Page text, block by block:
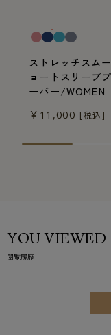
ストレッチスム
ョートスリーブ
ーバー/WOMEN
￥11,000 [税込]
YOU VIEWED
閲覧履歴